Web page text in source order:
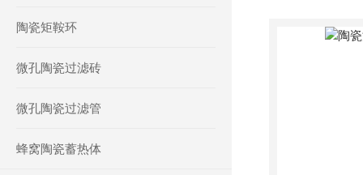
陶瓷矩鞍环
微孔陶瓷过滤砖
微孔陶瓷过滤管
蜂窝陶瓷蓄热体